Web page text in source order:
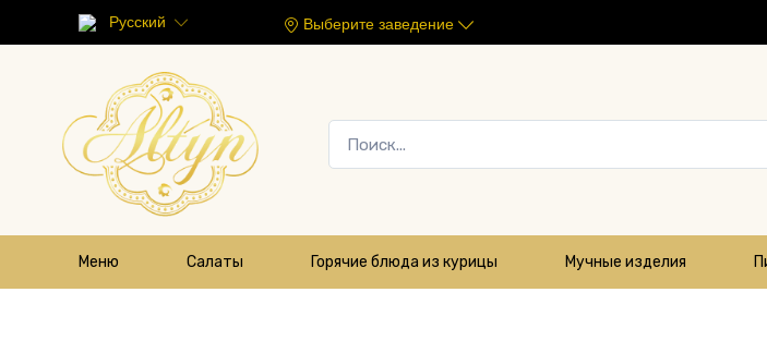
Русский Выберите заведение
Меню Салаты Горячие блюда из курицы Мучные изделия